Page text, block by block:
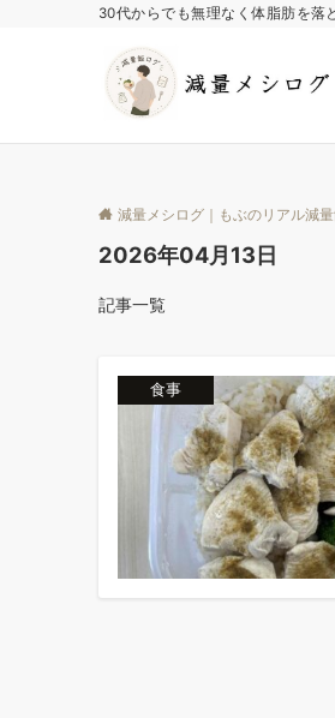
30代からでも無理なく体脂肪を落
減量メシログ｜もぶのリアル減
2026年04月13日
記事一覧
食事